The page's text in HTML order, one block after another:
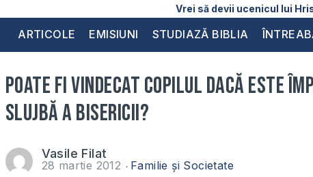
Vrei să devii ucenicul lui
ARTICOLE EMISIUNI STUDIAZĂ BIBLIA
Poate fi vindecat copilul dacă este
slujbă a Bisericii?
Vasile Filat
28 martie 2012 Familie și Societate